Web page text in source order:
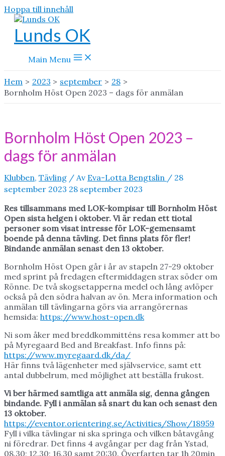
Hoppa till innehåll
Lunds OK
Main Menu
Hem 2023 september
28
Bornholm Höst Open 2023 – dags för anmälan
Bornholm Höst Open 2023 –
dags för anmälan
Klubben, Tävling / Av Eva-Lotta Bengtslin / 28
september 2023 28 september 2023
Res tillsammans med LOK-kompisar till Bornholm Höst
Open sista helgen i oktober. Vi är redan ett tiotal
personer som visat intresse för LOK-gemensamt
boende på denna tävling. Det finns plats för fler!
Bindande anmälan senast den 13 oktober.
Bornholm Höst Open går i år av stapeln 27-29 oktober
med sprint på fredagen eftermiddagen strax söder om
Rönne. De två skogsetapperna medel och lång avlöper
också på den södra halvan av ön. Mera information och
anmälan till tävlingarna görs via arrangörernas
hemsida: https://www.host-open.dk
Ni som åker med breddkommitténs resa kommer att bo
på Myregaard Bed and Breakfast. Info finns på:
https://www.myregaard.dk/da/
Här finns två lägenheter med självservice, samt ett
antal dubbelrum, med möjlighet att beställa frukost.
Vi ber härmed samtliga att anmäla sig, denna gången
bindande. Fyll i anmälan så snart du kan och senast den
13 oktober.
https://eventor.orientering.se/Activities/Show/18959
Fyll i vilka tävlingar ni ska springa och vilken båtavgång
ni föredrar. Det finns 4 avgångar per dag från Ystad,
08.30; 12.30; 16.30 samt 20:30. Överfarten tar 1h 20min